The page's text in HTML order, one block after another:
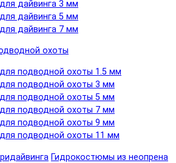
дайвинга 3 мм
дайвинга 5 мм
дайвинга 7 мм
охоты
подводной охоты 1.5 мм
подводной охоты 3 мм
подводной охоты 5 мм
подводной охоты 7 мм
подводной охоты 9 мм
подводной охоты 11 мм
Гидрокостюмы из неопрена